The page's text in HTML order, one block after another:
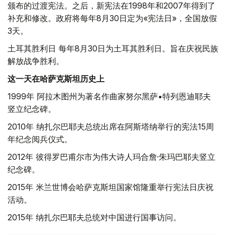
颁布的过渡宪法。之后，新宪法在1998年和2007年得到了
补充和修改。政府将每年8月30日定为«宪法日»，全国放假
3天。
土耳其胜利日 每年8月30日为土耳其胜利日。旨在庆祝民族
解放战争胜利。
这一天在哈萨克斯坦历史上
1999年 阿拉木图州为著名作曲家努尔黑萨•特列恩迪耶夫
竖立纪念碑。
2010年 纳扎尔巴耶夫总统出席在阿斯塔纳举行的宪法15周
年纪念阅兵仪式。
2012年 彼得罗巴甫尔市为伟大诗人玛合詹·朱玛巴耶夫竖立
纪念碑。
2015年 米兰世博会哈萨克斯坦国家馆隆重举行宪法日庆祝
活动。
2015年 纳扎尔巴耶夫总统对中国进行国事访问。